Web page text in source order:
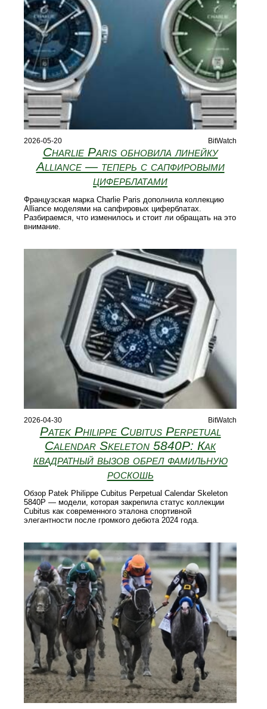
2026-05-20 BitWatch
Charlie Paris обновила линейку
Alliance — теперь с сапфировыми
циферблатами
Французская марка Charlie Paris дополнила коллекцию
Alliance моделями на сапфировых циферблатах.
Разбираемся, что изменилось и стоит ли обращать на это
внимание.
2026-04-30 BitWatch
Patek Philippe Cubitus Perpetual
Calendar Skeleton 5840P: Как
квадратный вызов обрел фамильную
роскошь
Обзор Patek Philippe Cubitus Perpetual Calendar Skeleton
5840P — модели, которая закрепила статус коллекции
Cubitus как современного эталона спортивной
элегантности после громкого дебюта 2024 года.